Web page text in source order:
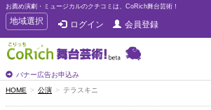
お薦め演劇・ミュージカルのクチコミは、CoRich舞台芸術！
T
o
g
g
e
n
a
地域選択 ログイン 会員登録
バナー広告お申込み
HOME 公演 テラスキニ